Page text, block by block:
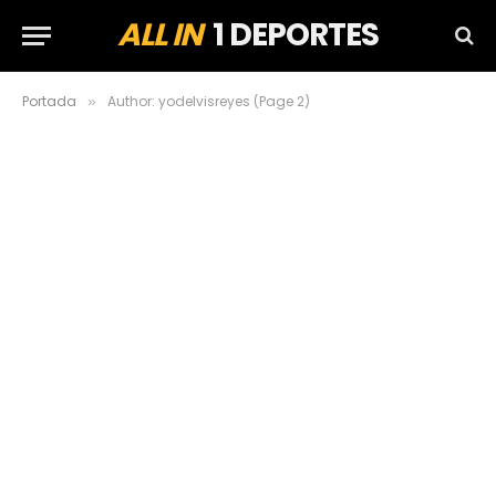
ALL IN1 DEPORTES
Portada » Author: yodelvisreyes (Page 2)